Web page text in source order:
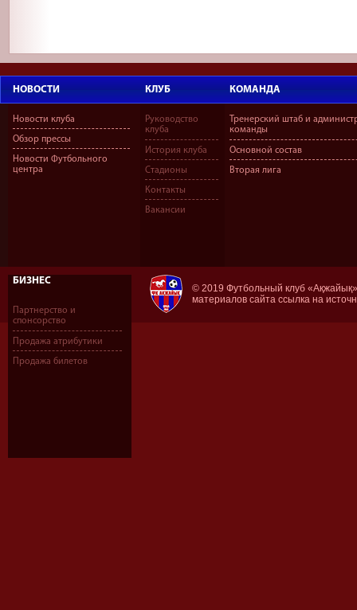
НОВОСТИ
Новости клуба
Обзор прессы
Новости Футбольного
центра
КЛУБ
Руководство
клуба
История клуба
Стадионы
Контакты
Вакансии
КОМАНДА
Тренерский штаб и
команды
Основной состав
Вторая лига
БИЗНЕС
Партнерство и
спонсорство
Продажа атрибутики
Продажа билетов
© 2019 Футбольный клуб
материалов сайта ссылка на